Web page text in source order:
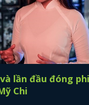
lần đầu đóng
Chi